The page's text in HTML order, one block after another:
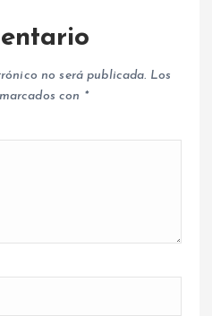
no será publicada. Los
con *